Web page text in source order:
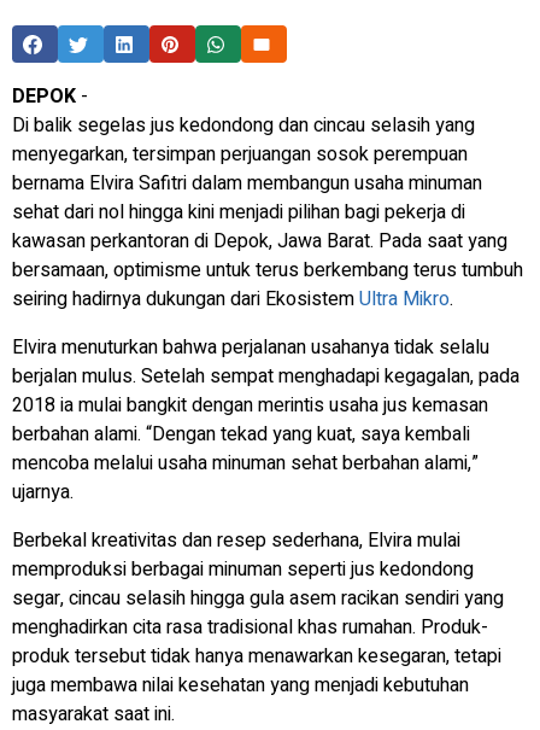
DEPOK -
Di balik segelas jus kedondong dan cincau selasih yang
menyegarkan, tersimpan perjuangan sosok perempuan
bernama Elvira Safitri dalam membangun usaha minuman
sehat dari nol hingga kini menjadi pilihan bagi pekerja di
kawasan perkantoran di Depok, Jawa Barat. Pada saat yang
bersamaan, optimisme untuk terus berkembang terus tumbuh
seiring hadirnya dukungan dari EkosistemUltra Mikro.
Elvira menuturkan bahwa perjalanan usahanya tidak selalu
berjalan mulus. Setelah sempat menghadapi kegagalan, pada
2018 ia mulai bangkit dengan merintis usaha jus kemasan
berbahan alami. “Dengan tekad yang kuat, saya kembali
mencoba melalui usaha minuman sehat berbahan alami,”
ujarnya.
Berbekal kreativitas dan resep sederhana, Elvira mulai
memproduksi berbagai minuman seperti jus kedondong
segar, cincau selasih hingga gula asem racikan sendiri yang
menghadirkan cita rasa tradisional khas rumahan. Produk-
produk tersebut tidak hanya menawarkan kesegaran, tetapi
juga membawa nilai kesehatan yang menjadi kebutuhan
masyarakat saat ini.